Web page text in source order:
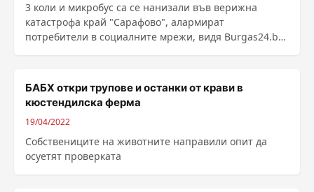
3 коли и микробус са се нанизали във верижна
катастрофа край "Сарафово", алармират
потребители в социалните мрежи, видя Burgas24.bg.
БАБХ откри трупове и останки от крави в
кюстендилска ферма
19/04/2022
Собствениците на животните направили опит да
осуетят проверката